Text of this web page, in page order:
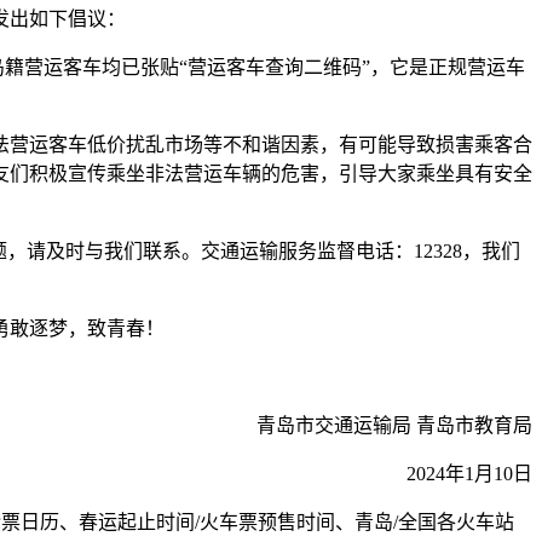
如下倡议：
营运客车均已张贴“营运客车查询二维码”，它是正规营运车
运客车低价扰乱市场等不和谐因素，有可能导致损害乘客合
积极宣传乘坐非法营运车辆的危害，引导大家乘坐具有安全
请及时与我们联系。交通运输服务监督电话：12328，我们
逐梦，致青春！
青岛市交通运输局 青岛市教育局
2024年1月10日
日历、春运起止时间/火车票预售时间、青岛/全国各火车站